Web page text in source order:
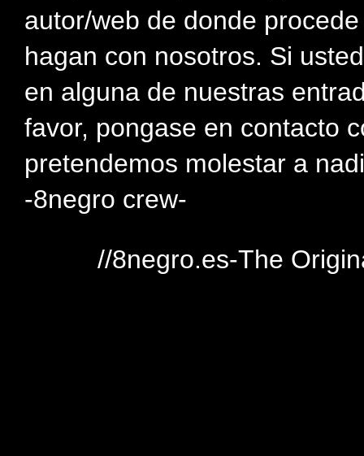
autor/web de donde
hagan con nosotros. Si
en alguna de nuestras
favor, pongase en contacto
pretendemos molestar a
-8negro crew-
//8negro.es-The